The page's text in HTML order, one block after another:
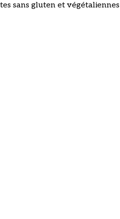
sans gluten et végétaliennes